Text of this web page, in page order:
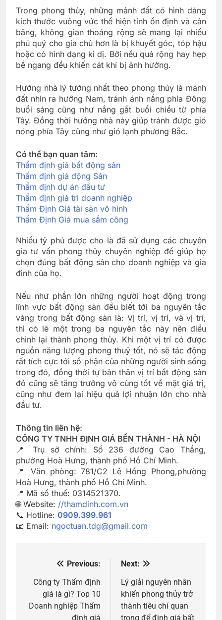
Trong phong thủy, những mảnh đất có hình dáng
kích thước vuông vức thể hiện tính ổn định và cân
bảng, không gian thoáng rộng sẽ mang lại nhiều
phú quý cho gia chủ hơn là bị khuyết góc, tóp hậu
hoặc có hình dạng kì dị. Bởi nếu quá rộng hay hẹp
bề ngang đều khiến cát khí bị ảnh hưởng.
Hướng nhà lý tưởng nhất theo phong thủy là mảnh
đất nhìn ra hướng Nam, tránh ánh nắng phía Đông
buổi sáng cũng như nắng gắt buổi chiều từ phía
Tây. Đồng thời hướng nhà này giúp tránh được gió
nóng phía Tây cũng như gió lạnh phương Bắc.
Có thể bạn quan tâm:
Thẩm định giá bất động sản
Thẩm định giá động Sản
Thẩm định dự án đầu tư
Thẩm định giá tri doanh nghiệp
Thẩm Định Giá tài sản vô hình
Thẩm Định Giá mua sắm công
Nhiều tỷ phú được cho là đã sử dụng các chuyên
gia tư vấn phong thủy chuyên nghiệp để giúp họ
chọn đúng bất động sản cho doanh nghiệp và gia
đình của họ.
Nếu như phần lớn những người hoạt động trong
lĩnh vực bất động sản đều biết tới ba nguyên tắc
vàng trong bất động sản là: Vị trí, vị trí, và vị trí,
thì có lẽ một trong ba nguyên tắc này nên điều
chỉnh lại thành phong thủy. Khi một vị trí có được
nguồn năng lượng phong thuỷ tốt, nó sẽ tác động
rất tích cực tới số phận của những người sinh sống
trong đó, đồng thời tự bản thân vị trí bất động sản
đó cũng sẽ tăng trưởng vô cùng tốt về mặt giá trị,
cũng như đem lại hiệu quả lợi nhuận lớn cho nhà
đầu tư.
Thông tin liên hệ:
CÔNG TY TNHH ĐỊNH GIÁ BẾN THÀNH - HÀ NỘI
📍 Trụ sở chính: Số 236 đường Cao Thắng,
phường Hoà Hưng, thành phố Hồ Chí Minh.
📍 Văn phòng: 781/C2 Lê Hồng Phong,phường
Hoà Hưng, thành phố Hồ Chí Minh.
📍 Mã số thuế: 0314521370.
🌐 Website: //thamdinh.com.vn
📞 Hotline: 0909.399.961
📧 Email: ngoctuan.tdg@gmail.com
hướng
bài
Previous:
Công ty Thẩm định
giá là gì? Top 10
Doanh nghiệp Thẩm
định giá
Next:
Lý giải nguyên nhân
khiến phong thủy trở
thành tiêu chí quan
trọng để định giá bất